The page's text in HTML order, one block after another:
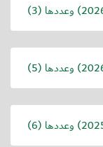
) وعددها (3)
) وعددها (5)
) وعددها (6)